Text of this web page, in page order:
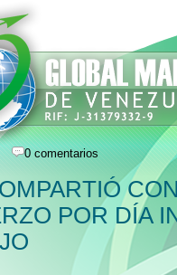
0 comentarios
POR DÍA